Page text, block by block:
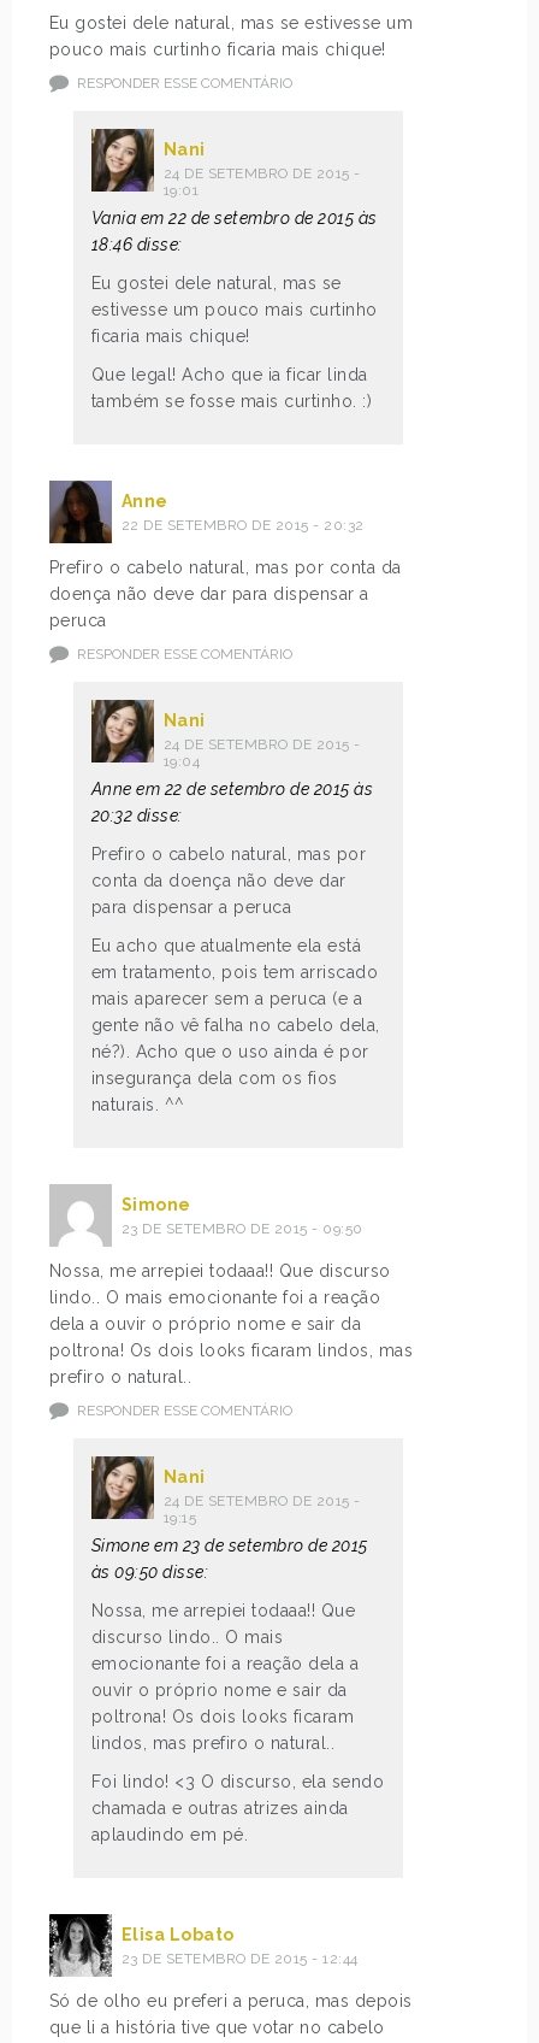
Eu gostei dele natural, mas se estivesse um
pouco mais curtinho ficaria mais chique!
RESPONDER ESSE COMENTÁRIO
Nani
24 DE SETEMBRO DE 2015 -
19:01
Vania em 22 de setembro de 2015 às
18:46 disse:
Eu gostei dele natural, mas se
estivesse um pouco mais curtinho
ficaria mais chique!
Que legal! Acho que ia ficar linda
também se fosse mais curtinho. :)
Anne
22 DE SETEMBRO DE 2015 - 20:32
Prefiro o cabelo natural, mas por conta da
doença não deve dar para dispensar a
peruca
RESPONDER ESSE COMENTÁRIO
Nani
24 DE SETEMBRO DE 2015 -
19:04
Anne em 22 de setembro de 2015 às
20:32 disse:
Prefiro o cabelo natural, mas por
conta da doença não deve dar
para dispensar a peruca
Eu acho que atualmente ela está
em tratamento, pois tem arriscado
mais aparecer sem a peruca (e a
gente não vê falha no cabelo dela,
né?). Acho que o uso ainda é por
insegurança dela com os fios
naturais. ^^
Simone
23 DE SETEMBRO DE 2015 - 09:50
Nossa, me arrepiei todaaa!! Que discurso
lindo.. O mais emocionante foi a reação
dela a ouvir o próprio nome e sair da
poltrona! Os dois looks ficaram lindos, mas
prefiro o natural..
RESPONDER ESSE COMENTÁRIO
Nani
24 DE SETEMBRO DE 2015 -
19:15
Simone em 23 de setembro de 2015
às 09:50 disse:
Nossa, me arrepiei todaaa!! Que
discurso lindo.. O mais
emocionante foi a reação dela a
ouvir o próprio nome e sair da
poltrona! Os dois looks ficaram
lindos, mas prefiro o natural..
Foi lindo! <3 O discurso, ela sendo
chamada e outras atrizes ainda
aplaudindo em pé.
Elisa Lobato
23 DE SETEMBRO DE 2015 - 12:44
Só de olho eu preferi a peruca, mas depois
que li a história tive que votar no cabelo